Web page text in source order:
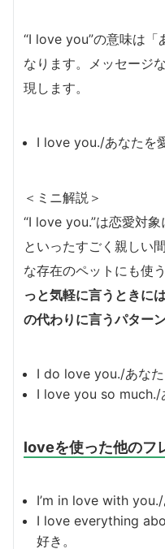
“I love you”の意味は「
なります。メッセージ
現します。
I love you./あなたを
＜ミニ解説＞
“I love you.”は恋愛対
といったすごく親しい
な存在のペットにも使
っと気軽に言うときに
の代わりに言うパター
I do love you./あなた
I love you so much./
loveを使った他のフ
I’m in love with you./
I love everything
好き。